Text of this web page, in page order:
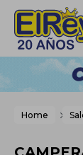
Home